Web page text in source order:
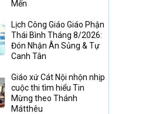
Mến
Lịch Công Giáo Giáo Phận
Thái Bình Tháng 8/2026:
Đón Nhận Ân Sủng & Tự
Canh Tân
Giáo xứ Cát Nội nhộn nhịp
cuộc thi tìm hiểu Tin
Mừng theo Thánh
Mátthêu